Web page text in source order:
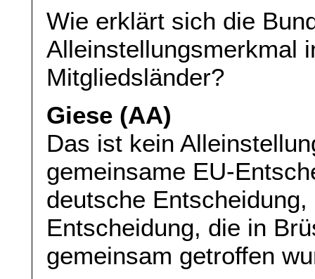
Wie erklärt sich die
Alleinstellungsmerkmal
Mitgliedsländer?
Giese (AA)
Das ist kein
gemeinsame EU-
deutsche
Entscheidung, die in
gemeinsam getroffen